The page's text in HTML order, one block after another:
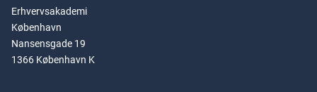
Erhvervsakademi
København
Nansensgade 19
1366 København K